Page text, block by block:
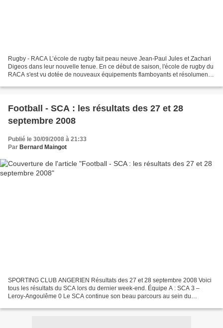
Rugby - RACA L’école de rugby fait peau neuve Jean-Paul Jules et Zachari
Digeos dans leur nouvelle tenue. En ce début de saison, l'école de rugby du
RACA s'est vu dotée de nouveaux équipements flamboyants et résolument
Football - SCA : les résultats des 27 et 28
septembre 2008
Publié le 30/09/2008 à 21:33
Par Bernard Maingot
SPORTING CLUB ANGERIEN Résultats des 27 et 28 septembre 2008 Voici
tous les résultats du SCA lors du dernier week-end. Équipe A : SCA 3 –
Leroy-Angoulême 0 Le SCA continue son beau parcours au sein du